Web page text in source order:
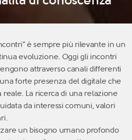
è sempre più rilevante in un
evoluzione. Oggi gli incontri
attraverso canali differenti
forte presenza del digitale che
reale. La ricerca di una relazione
da interessi comuni, valori
un bisogno umano profondo